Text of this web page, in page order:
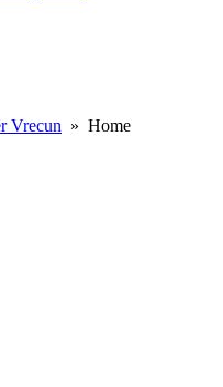
Vrecun » Home